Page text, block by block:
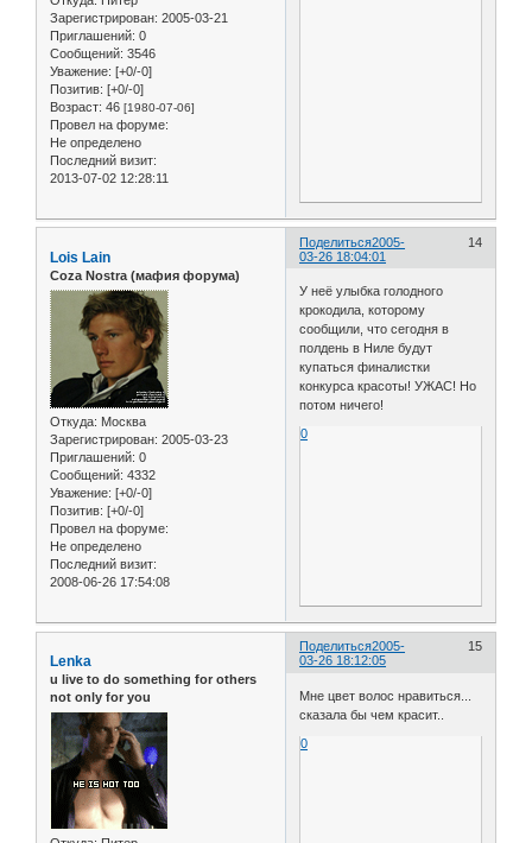
Зарегистрирован: 2005-03-21
Приглашений: 0
Сообщений: 3546
Уважение: [+0/-0]
Позитив: [+0/-0]
Возраст: 46 [1980-07-06]
Провел на форуме:
Не определено
Последний визит:
2013-07-02 12:28:11
Поделиться 14
2005-
03-26 18:04:01
Lois Lain
Coza Nostra (мафия форума)
Откуда: Москва
Зарегистрирован: 2005-03-23
Приглашений: 0
Сообщений: 4332
Уважение: [+0/-0]
Позитив: [+0/-0]
Провел на форуме:
Не определено
Последний визит:
2008-06-26 17:54:08
У неё улыбка голодного
крокодила, которому
сообщили, что сегодня в
полдень в Ниле будут
купаться финалистки
конкурса красоты! УЖАС! Но
потом ничего!
0
Поделиться 15
2005-
03-26 18:12:05
Lenka
u live to do something for others
not only for you
Мне цвет волос нравиться...
сказала бы чем красит..
0